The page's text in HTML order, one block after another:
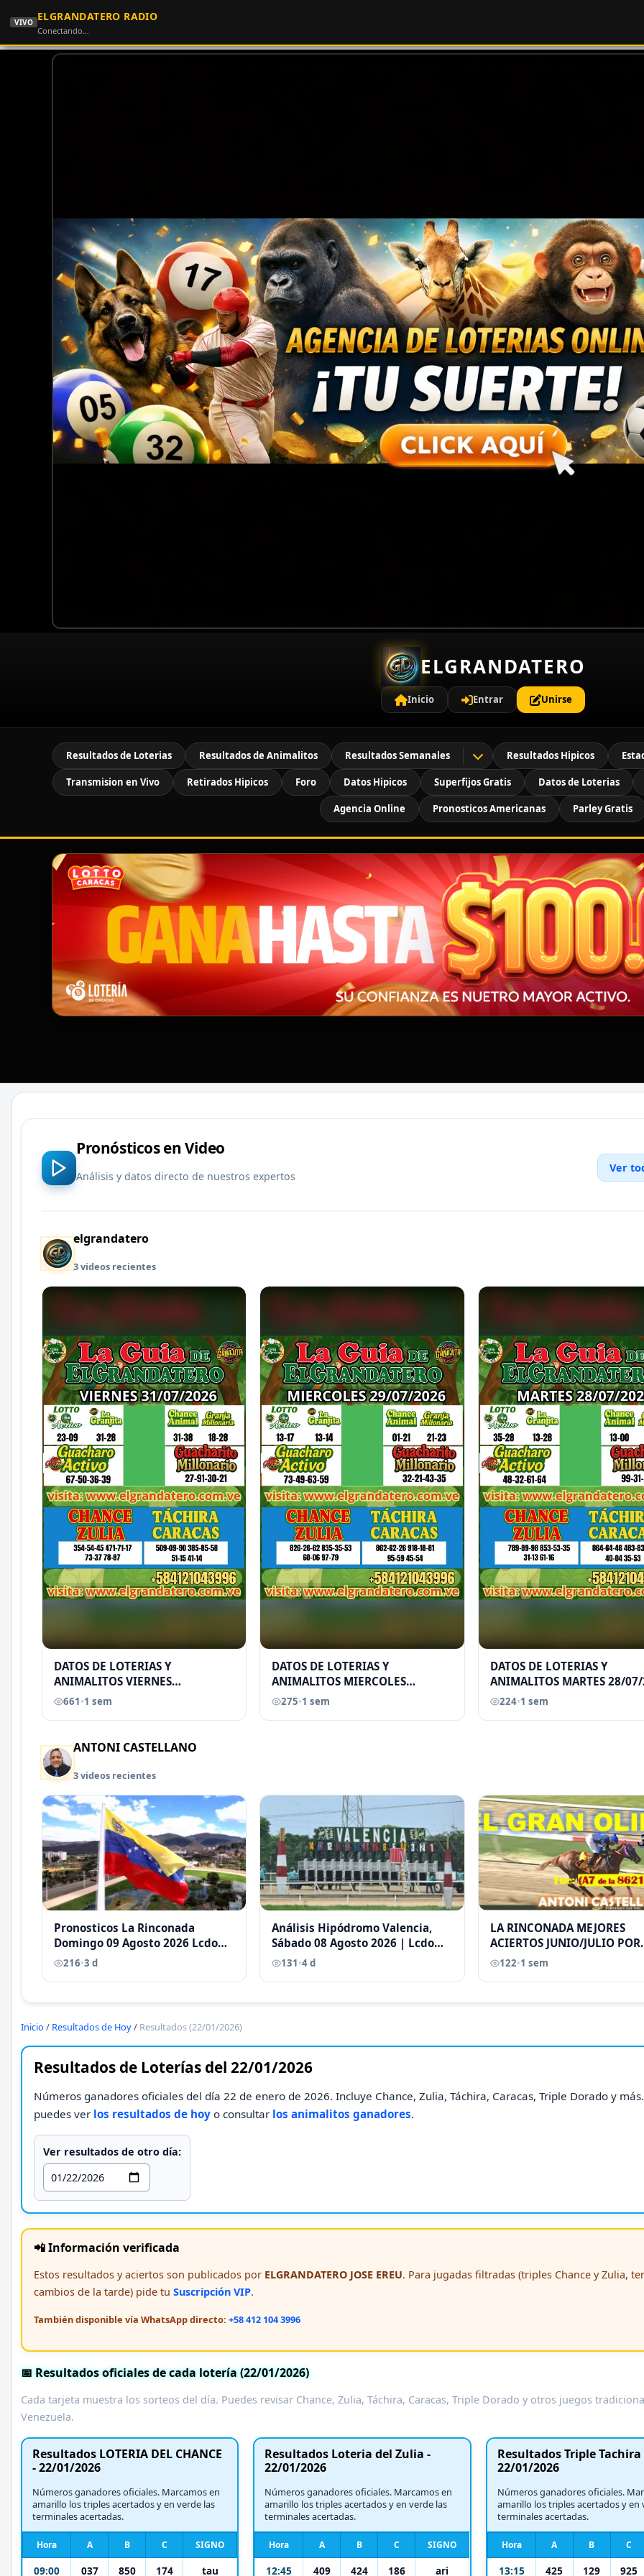
VIVO ELGRANDATERO RADIO
Conectando…
ELGRANDATERO
Inicio Entrar Unirse
Resultados de Loterias Resultados de Animalitos Resultados Semanales Resultados Hipicos
Transmision en Vivo Retirados Hipicos Foro Datos Hipicos Superfijos Gratis Datos de Loterias
Agencia Online Pronosticos Americanas Parley Gratis
Pronósticos en Video
Análisis y datos directo de nuestros expertos
Ver
elgrandatero
3 videos recientes
DATOS DE LOTERIAS Y
ANIMALITOS VIERNES
31/07/2026
661•1 sem
DATOS DE LOTERIAS Y
ANIMALITOS MIERCOLES
29/07/2026 ELGRANDATERO JOSE
275•1 sem
DATOS DE LOTERIAS Y
ANIMALITOS MARTES 28/07/
ELGRANDATERO JOSE EREU
224•1 sem
ANTONI CASTELLANO
3 videos recientes
Pronosticos La Rinconada
Domingo 09 Agosto 2026 Lcdo
Antoni Castellano
216•3 d
Análisis Hipódromo Valencia,
Sábado 08 Agosto 2026 | Lcdo
Antoni Castellano |
131•4 d
LA RINCONADA MEJORES
ACIERTOS JUNIO/JULIO POR
ANTONI CASTELLANO
122•1 sem
Inicio / Resultados de Hoy/ Resultados (22/01/2026)
Resultados de Loterías del 22/01/2026
Números ganadores oficiales del día 22 de enero de 2026. Incluye Chance, Zulia, Táchira, Caracas, Triple Dorado y
puedes ver los resultados de hoy o consultar los animalitos ganadores.
Ver resultados de otro día:
📲 Información verificada
Estos resultados y aciertos son publicados por ELGRANDATERO JOSE EREU. Para jugadas filtradas (triples Chance y Zulia,
cambios de la tarde) pide tu Suscripción VIP.
También disponible vía WhatsApp directo: +58 412 104 3996
📅 Resultados oficiales de cada lotería (22/01/2026)
Cada tarjeta muestra los sorteos del día. Puedes revisar Chance, Zulia, Táchira, Caracas, Triple Dorado y otros juegos
Venezuela.
Resultados LOTERIA DEL CHANCE
- 22/01/2026
Números ganadores oficiales. Marcamos en
amarillo los triples acertados y en verde las
terminales acertadas.
Hora A B C SIGNO
09:00 037 850 174 tau
Resultados Loteria del Zulia -
22/01/2026
Números ganadores oficiales. Marcamos en
amarillo los triples acertados y en verde las
terminales acertadas.
Hora A B C SIGNO
12:45 409 424 186 ari
Resultados Triple Tachira
22/01/2026
Números ganadores oficiales.
amarillo los triples acertados y en
terminales acertadas.
Hora A B C
13:15 425 129 925